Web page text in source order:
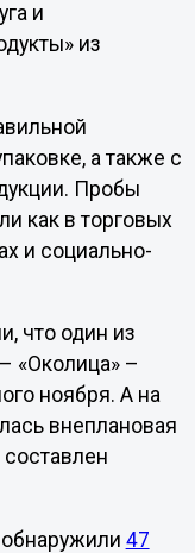
и
из
а также с
Пробы
как в торговых
и социально-
что один из
«Околица» –
ноября. А на
внеплановая
47